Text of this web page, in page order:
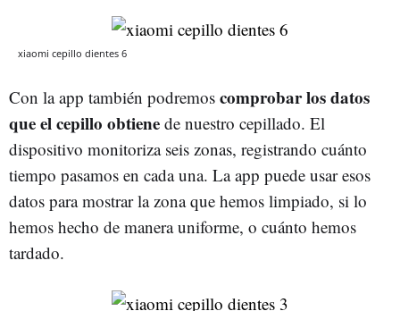
xiaomi cepillo dientes 6
Con la app también podremos comprobar los datos
que el cepillo obtiene de nuestro cepillado. El
dispositivo monitoriza seis zonas, registrando cuánto
tiempo pasamos en cada una. La app puede usar esos
datos para mostrar la zona que hemos limpiado, si lo
hemos hecho de manera uniforme, o cuánto hemos
tardado.